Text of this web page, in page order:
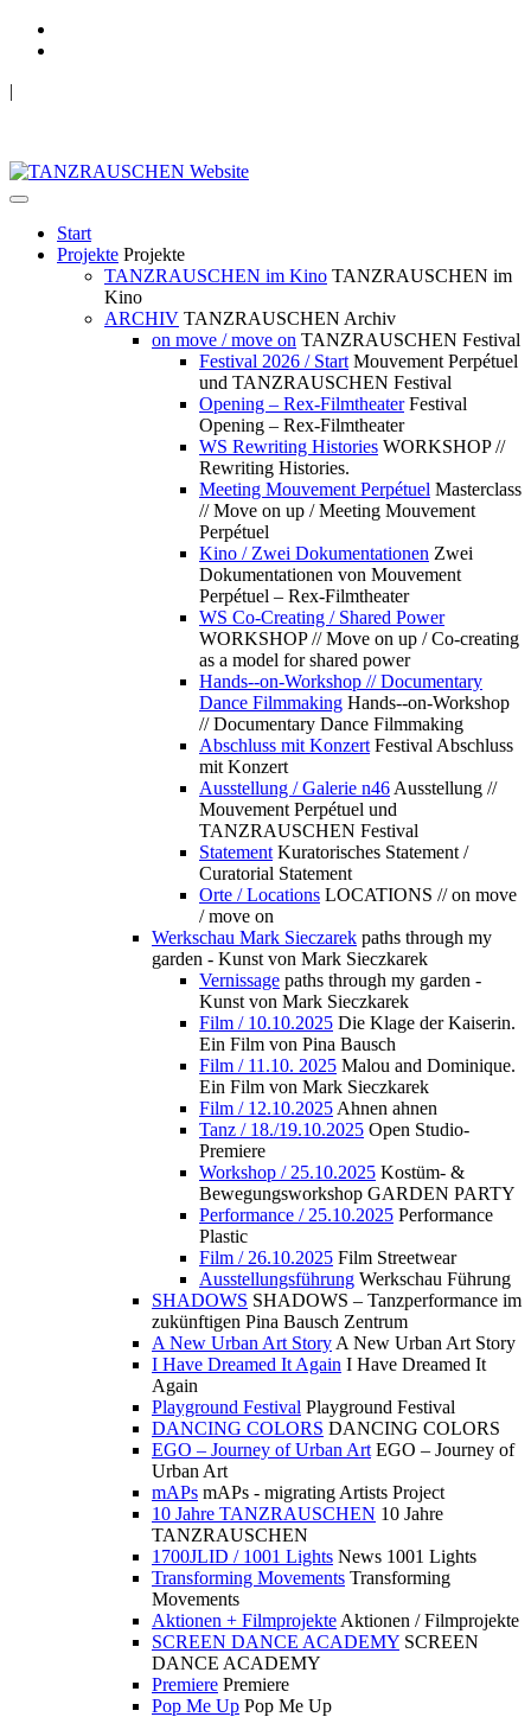
|
Start
Projekte Projekte
TANZRAUSCHEN im Kino TANZRAUSCHEN im
Kino
ARCHIV TANZRAUSCHEN Archiv
on move / move on TANZRAUSCHEN Festival
Festival 2026 / Start Mouvement Perpétuel
und TANZRAUSCHEN Festival
Opening – Rex-Filmtheater Festival
Opening – Rex-Filmtheater
WS Rewriting Histories WORKSHOP //
Rewriting Histories.
Meeting Mouvement Perpétuel Masterclass
// Move on up / Meeting Mouvement
Perpétuel
Kino / Zwei Dokumentationen Zwei
Dokumentationen von Mouvement
Perpétuel – Rex-Filmtheater
WS Co-Creating / Shared Power
WORKSHOP // Move on up / Co-creating
as a model for shared power
Hands--on-Workshop // Documentary
Dance Filmmaking Hands--on-Workshop
// Documentary Dance Filmmaking
Abschluss mit Konzert Festival Abschluss
mit Konzert
Ausstellung / Galerie n46 Ausstellung //
Mouvement Perpétuel und
TANZRAUSCHEN Festival
Statement Kuratorisches Statement /
Curatorial Statement
Orte / Locations LOCATIONS // on move
/ move on
Werkschau Mark Sieczarek paths through my
garden - Kunst von Mark Sieczkarek
Vernissage paths through my garden -
Kunst von Mark Sieczkarek
Film / 10.10.2025 Die Klage der Kaiserin.
Ein Film von Pina Bausch
Film / 11.10. 2025 Malou and Dominique.
Ein Film von Mark Sieczkarek
Film / 12.10.2025 Ahnen ahnen
Tanz / 18./19.10.2025 Open Studio-
Premiere
Workshop / 25.10.2025 Kostüm- &
Bewegungsworkshop GARDEN PARTY
Performance / 25.10.2025 Performance
Plastic
Film / 26.10.2025 Film Streetwear
Ausstellungsführung Werkschau Führung
SHADOWS SHADOWS – Tanzperformance im
zukünftigen Pina Bausch Zentrum
A New Urban Art Story A New Urban Art Story
I Have Dreamed It Again I Have Dreamed It
Again
Playground Festival Playground Festival
DANCING COLORS DANCING COLORS
EGO – Journey of Urban Art EGO – Journey of
Urban Art
mAPs mAPs - migrating Artists Project
10 Jahre TANZRAUSCHEN 10 Jahre
TANZRAUSCHEN
1700JLID / 1001 Lights News 1001 Lights
Transforming Movements Transforming
Movements
Aktionen + Filmprojekte Aktionen / Filmprojekte
SCREEN DANCE ACADEMY SCREEN
DANCE ACADEMY
Premiere Premiere
Pop Me Up Pop Me Up